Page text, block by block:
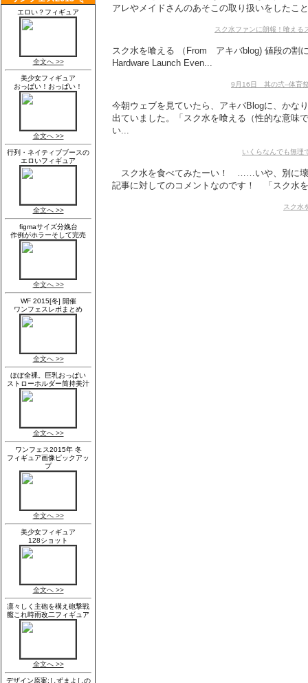
アレやメイドさんのあそこの取り扱いをしたこ
スク水ファンに朗報！喰える
スク水を喰える （From アキバblog) 値段の割
Hardware Launch Even...
9月16日 其の弐--体育
今朝ウェブを見ていたら、アキバBlogに、かな
出ていました。「スク水を喰える（性的な意味
い...
いくらなんでも無理
スク水を食べてみたーい！ ……いや、別に
記事に対してのコメントなのです！ 「スク水
スク水